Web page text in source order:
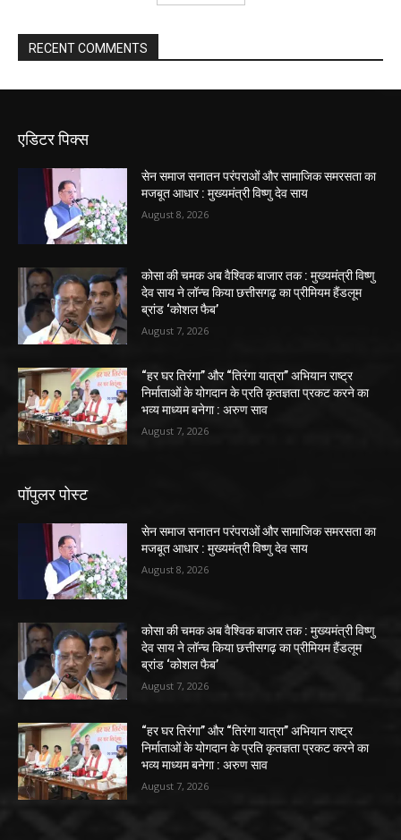
RECENT COMMENTS
एडिटर पिक्स
सेन समाज सनातन परंपराओं और सामाजिक समरसता का
मजबूत आधार : मुख्यमंत्री विष्णु देव साय
August 8, 2026
कोसा की चमक अब वैश्विक बाजार तक : मुख्यमंत्री विष्णु
देव साय ने लॉन्च किया छत्तीसगढ़ का प्रीमियम हैंडलूम
ब्रांड ‘कोशल फैब’
August 7, 2026
“हर घर तिरंगा” और “तिरंगा यात्रा” अभियान राष्ट्र
निर्माताओं के योगदान के प्रति कृतज्ञता प्रकट करने का
भव्य माध्यम बनेगा : अरुण साव
August 7, 2026
पॉपुलर पोस्ट
सेन समाज सनातन परंपराओं और सामाजिक समरसता का
मजबूत आधार : मुख्यमंत्री विष्णु देव साय
August 8, 2026
कोसा की चमक अब वैश्विक बाजार तक : मुख्यमंत्री विष्णु
देव साय ने लॉन्च किया छत्तीसगढ़ का प्रीमियम हैंडलूम
ब्रांड ‘कोशल फैब’
August 7, 2026
“हर घर तिरंगा” और “तिरंगा यात्रा” अभियान राष्ट्र
निर्माताओं के योगदान के प्रति कृतज्ञता प्रकट करने का
भव्य माध्यम बनेगा : अरुण साव
August 7, 2026